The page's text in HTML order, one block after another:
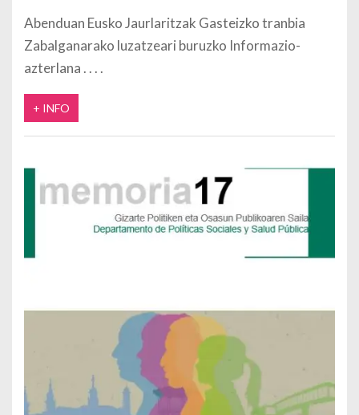
Abenduan Eusko Jaurlaritzak Gasteizko tranbia
Zabalganarako luzatzeari buruzko Informazio-
azterlana
+ INFO